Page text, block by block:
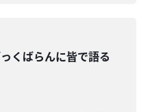
くばらんに皆で語る